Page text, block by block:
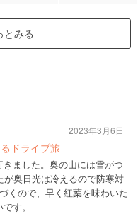
とみる
ドライブ旅
ました。奥の山には雪がつ
が奥日光は冷えるので防寒対
くので、早く紅葉を味わいた
す。
2023年3月6日